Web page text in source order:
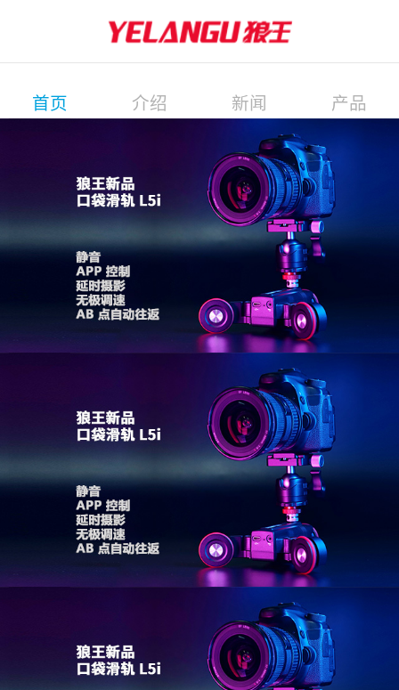
首页 介绍 新闻 产品